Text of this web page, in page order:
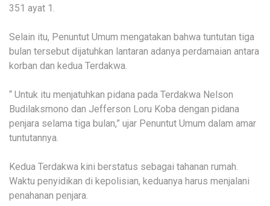
351 ayat 1.
Selain itu, Penuntut Umum mengatakan bahwa tuntutan tiga
bulan tersebut dijatuhkan lantaran adanya perdamaian antara
korban dan kedua Terdakwa.
“ Untuk itu menjatuhkan pidana pada Terdakwa Nelson
Budilaksmono dan Jefferson Loru Koba dengan pidana
penjara selama tiga bulan,” ujar Penuntut Umum dalam amar
tuntutannya.
Kedua Terdakwa kini berstatus sebagai tahanan rumah.
Waktu penyidikan di kepolisian, keduanya harus menjalani
penahanan penjara.